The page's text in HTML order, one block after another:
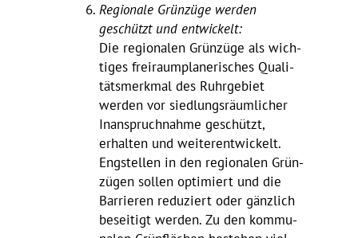
Regio­nale Grün­züge werden
geschützt und entwickelt:
Die regio­nalen Grün­züge als wich­
tiges frei­raum­pla­ne­ri­sches Quali­
täts­merkmal des Ruhr­ge­biet
werden vor sied­lungs­räum­li­cher
Inan­spruch­nahme geschützt,
erhalten und weiter­ent­wi­ckelt.
Engstellen in den regio­nalen Grün­
zügen sollen opti­miert und die
Barrieren redu­ziert oder gänz­lich
besei­tigt werden. Zu den kommu­